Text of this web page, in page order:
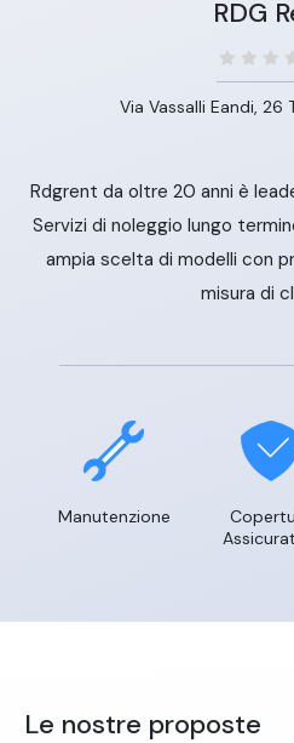
RDG
Via Vassalli Eandi, 26
Rdgrent da oltre 20 anni è
Servizi di noleggio lungo
ampia scelta di modelli con
misura di
Manutenzione
Le nostre proposte